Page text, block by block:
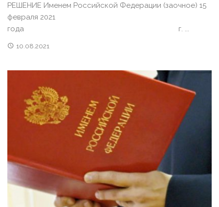
РЕШЕНИЕ Именем Российской Федерации (заочное) 15
февраля 2021
года г. ...
10.08.2021